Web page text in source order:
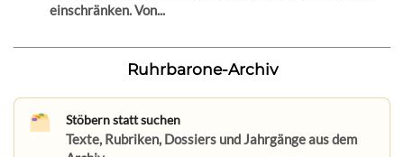
einschränken. Von...
Ruhrbarone-Archiv
Stöbern statt suchen
Texte, Rubriken, Dossiers und Jahrgänge aus dem